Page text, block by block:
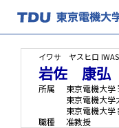
イワサ ヤスヒロ
岩佐 康弘
所属
東京電機大学
東京電機大学
東京電機大学
職種
准教授